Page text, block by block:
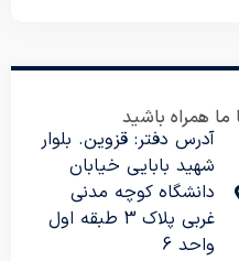
ما همراه باشید
آدرس دفتر: قزوین. بلوار
شهید بابایی خیابان
دانشگاه کوچه مدنی
غربی پلاک 3 طبقه اول
واحد 6